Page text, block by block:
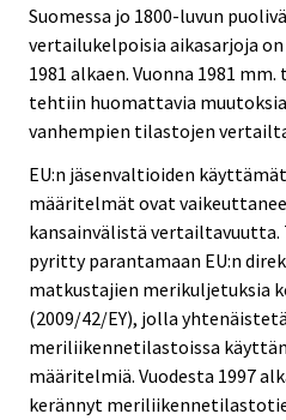
Suomessa jo 1800-luvun
vertailukelpoisia aikasarjoja on
1981 alkaen. Vuonna 1981
tehtiin huomattavia
vanhempien tilastojen
EU:n jäsenvaltioiden
määritelmät ovat
kansainvälistä
pyritty parantamaan EU:n
matkustajien merikuljetuksia
(2009/42/EY), jolla
meriliikennetilastoissa
määritelmiä. Vuodesta 1997
kerännyt